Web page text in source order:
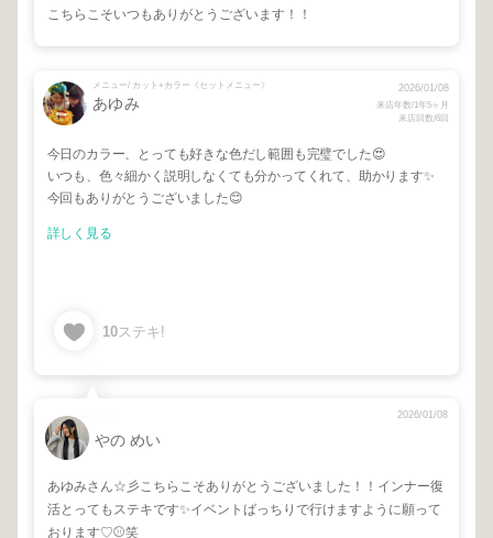
こちらこそいつもありがとうございます！！
メニュー/ カット+カラー《セットメニュー》
あゆみ
2026/01/08
来店年数/1年5ヶ月
来店回数/6回
今日のカラー、とっても好きな色だし範囲も完璧でした😍
いつも、色々細かく説明しなくても分かってくれて、助かります✨
今回もありがとうございました😊
詳しく見る
10ステキ!
やの めい
2026/01/08
あゆみさん☆彡こちらこそありがとうございました！！インナー復
活とってもステキです✨イベントばっちりで行けますように願って
おります♡⚾️笑